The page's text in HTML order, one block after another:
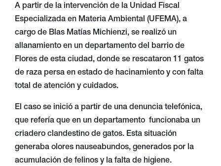
A partir de la intervención de la Unidad Fiscal
Especializada en Materia Ambiental (UFEMA), a
cargo de Blas Matías Michienzi, se realizó un
allanamiento en un departamento del barrio de
Flores de esta ciudad, donde se rescataron 11 gatos
de raza persa en estado de hacinamiento y con falta
total de atención y cuidados.
El caso se inició a partir de una denuncia telefónica,
que refería que en un departamento funcionaba un
criadero clandestino de gatos. Esta situación
generaba olores nauseabundos, generados por la
acumulación de felinos y la falta de higiene.